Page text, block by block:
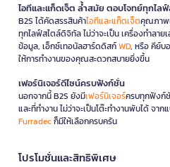
ไอทีและแก็ดเจ็ต ล้ำสมัย ตอบโจทย์ทุกไล
B2S ได้คัดสรรสินค้าไอทีและแก็ดเจ็ตคุณภาพ
ทุกไลฟ์สไตล์ดิจิทัล ไม่ว่าจะเป็น เครื่องทำลาย
ข้อมูล, เอ็กซ์เทอนัลฮาร์ดดิสก์WD, หรือ คีย์บ
ให้การทำงานของคุณสะดวกสบายยิ่งขึ้น
เฟอร์นิเจอร์ดีไซน์ครบฟังก์ชั่น
นอกจากนี้ B2S ยังมีเฟอร์นิเจอร์ครบทุกฟังก์
และที่ทำงาน ไม่ว่าจะเป็นโต๊ะทำงานพับได้ จาก
Furradecก็มีให้เลือกครบครัน
โปรโมชั่นและสิทธิพิเศษ